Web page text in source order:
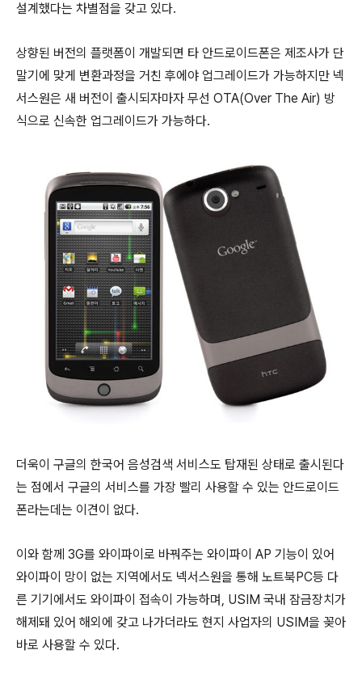
설계했다는 차별점을 갖고 있다.
상향된 버전의 플랫폼이 개발되면 타 안드로이드폰은 제조사가 단
말기에 맞게 변환과정을 거친 후에야 업그레이드가 가능하지만 넥
서스원은 새 버전이 출시되자마자 무선 OTA(Over The Air) 방
식으로 신속한 업그레이드가 가능하다.
더욱이 구글의 한국어 음성검색 서비스도 탑재된 상태로 출시된다
는 점에서 구글의 서비스를 가장 빨리 사용할 수 있는 안드로이드
폰라는데는 이견이 없다.
이와 함께 3G를 와이파이로 바꿔주는 와이파이 AP 기능이 있어
와이파이 망이 없는 지역에서도 넥서스원을 통해 노트북PC등 다
른 기기에서도 와이파이 접속이 가능하며, USIM 국내 잠금장치가
해제돼 있어 해외에 갖고 나가더라도 현지 사업자의 USIM을 꽂아
바로 사용할 수 있다.